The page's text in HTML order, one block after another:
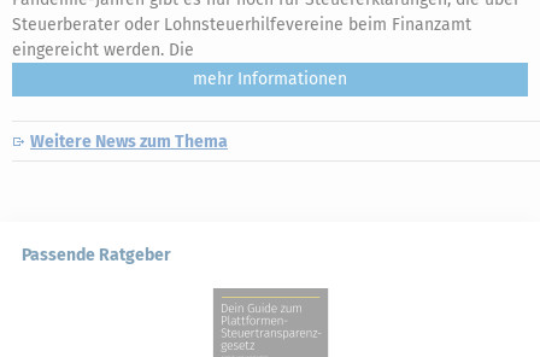
Steuerberater oder Lohnsteuerhilfevereine beim Finanzamt
eingereicht werden. Die
mehr
Weitere News zum Thema
Passende Ratgeber